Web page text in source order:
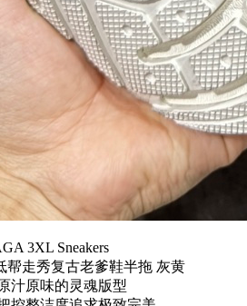
3XL Sneakers
帮走秀复古老爹鞋半拖 灰黄
汁原味的灵魂版型